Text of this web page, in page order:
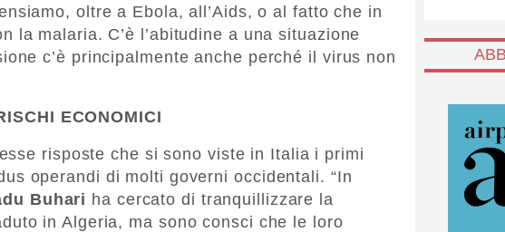
oltre a Ebola, all’Aids, o al fatto che in
la malaria. C’è l’abitudine a una situazione
c’è principalmente anche perché il virus non
ECONOMICI
risposte che si sono viste in Italia i primi
operandi di molti governi occidentali. “In
Buhari ha cercato di tranquillizzare la
in Algeria, ma sono consci che le loro